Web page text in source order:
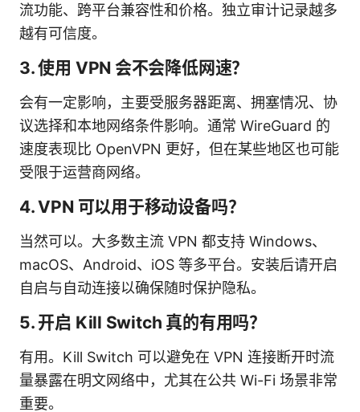
流功能、跨平台兼容性和价格。独立审计记录越多
越有可信度。
3. 使用 VPN 会不会降低网速？
会有一定影响，主要受服务器距离、拥塞情况、协
议选择和本地网络条件影响。通常 WireGuard 的
速度表现比 OpenVPN 更好，但在某些地区也可能
受限于运营商网络。
4. VPN 可以用于移动设备吗？
当然可以。大多数主流 VPN 都支持 Windows、
macOS、Android、iOS 等多平台。安装后请开启
自启与自动连接以确保随时保护隐私。
5. 开启 Kill Switch 真的有用吗？
有用。Kill Switch 可以避免在 VPN 连接断开时流
量暴露在明文网络中，尤其在公共 Wi-Fi 场景非常
重要。